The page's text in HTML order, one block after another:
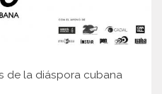
de la diáspora cubana